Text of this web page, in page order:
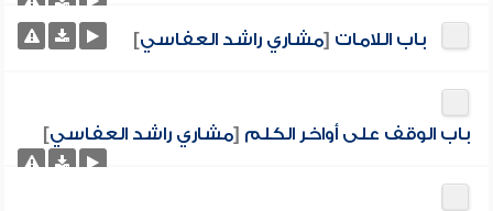
باب اللامات [مشاري راشد العفاسي]
باب الوقف على أواخر الكلم [مشاري راشد العفاسي]